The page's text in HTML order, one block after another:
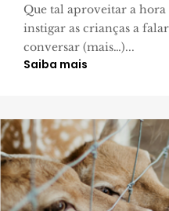
Que tal aproveitar a hora
instigar as crianças a
conversar (mais…)...
Saiba mais